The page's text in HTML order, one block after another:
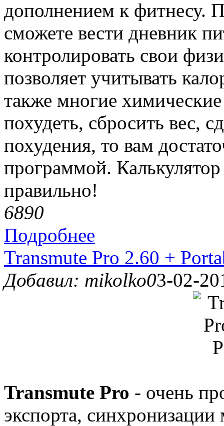
дополнением к фитнесу.
сможете вести дневник
контролировать свои
позволяет учитывать
также многие
похудеть, сбросить вес,
похудения, то вам
программой.
правильно!
6890
Подробнее
Transmute Pro 2.60 +
Добавил: mikolko03-02-
Transmute Pro - очень
экспорта,